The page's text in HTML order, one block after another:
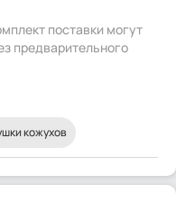
поставки могут
предварительного
кожухов